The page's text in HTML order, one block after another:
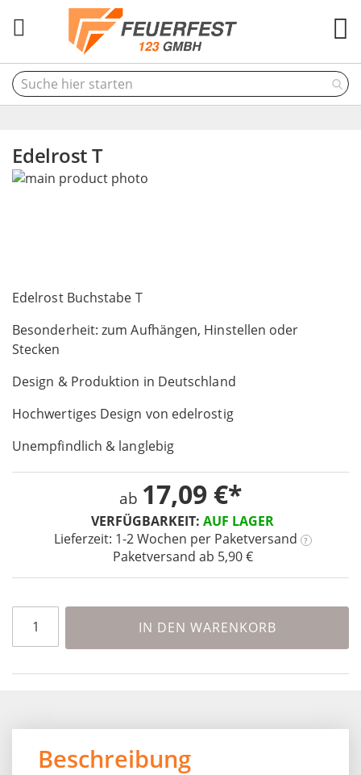
Edelrost T
Edelrost Buchstabe T
Besonderheit: zum Aufhängen, Hinstellen oder
Stecken
Design & Produktion in Deutschland
Hochwertiges Design von edelrostig
Unempfindlich & langlebig
VERFÜGBARKEIT: AUF LAGER
Lieferzeit: 1-2 Wochen per Paketversand ?
Paketversand ab 5,90 €
ab 17,09 €
IN DEN WARENKORB
Skip
gallery
to
beginning
of
images
gallery
Beschreibung